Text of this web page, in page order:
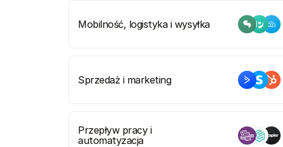
Mobilność, logistyka i wysyłka
Sprzedaż i marketing
Przepływ pracy i
automatyzacja